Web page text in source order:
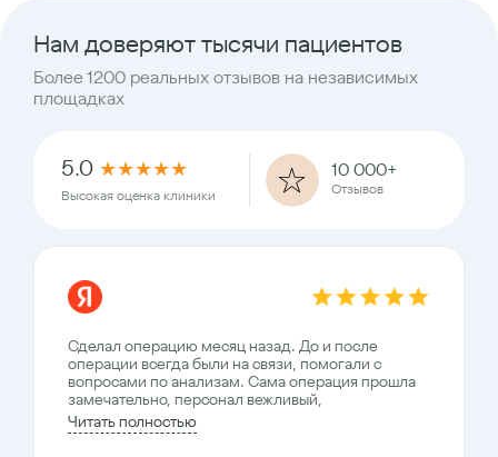
Нам доверяют тысячи пациентов
Более 1200 реальных отзывов на независимых
площадках
5.0 ★★★★★
Высокая оценка клиники
10 000+
Отзывов
Сделал операцию месяц назад. До и после
операции всегда были на связи, помогали с
вопросами по анализам. Сама операция прошла
замечательно, персонал вежливый,
Читать полностью